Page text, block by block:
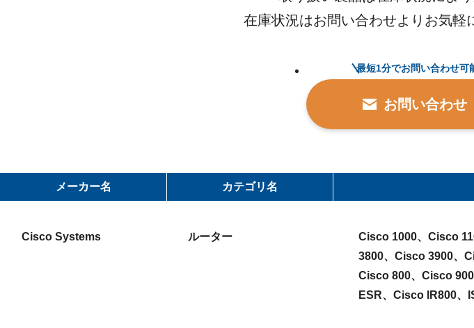
在庫状況はお問い合わせよりお気軽
最短1分でお問い合わせ可
お問い合わせ
メーカー名 カテゴリ名
Cisco Systems ルーター
Cisco 1000、Cisco
3800、Cisco 3900、
Cisco 800、Cisco
ESR、Cisco IR800、